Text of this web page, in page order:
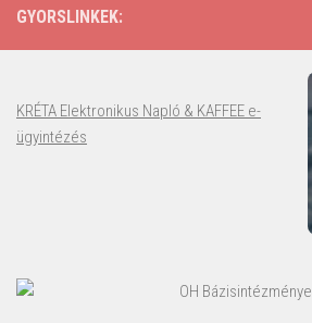
GYORSLINKEK:
KRÉTA Elektronikus Napló & KAFFEE e-
ügyintézés
OH Bázisintézménye